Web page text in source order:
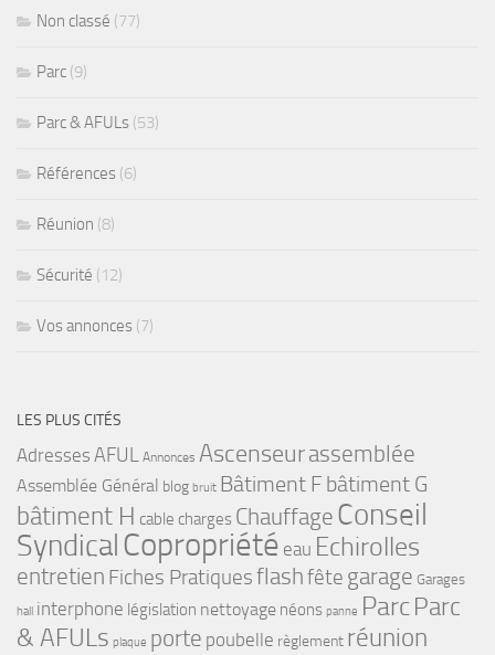
Non classé (77)
Parc (9)
Parc & AFULs (53)
Références (6)
Réunion (8)
Sécurité (12)
Vos annonces (7)
LES PLUS CITÉS
Adresses AFUL Annonces Ascenseurassemblée
Assemblée Général blog bruit Bâtiment F bâtiment G
bâtiment H cable charges Chauffage Conseil
Syndical Copropriété eau Echirolles
entretien Fiches Pratiquesflashfête garage Garages
hall interphone législation nettoyage néons panne ParcParc
& AFULs plaque porte poubelle règlement réunion